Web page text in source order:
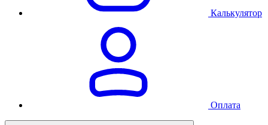
Калькулятор
Оплата